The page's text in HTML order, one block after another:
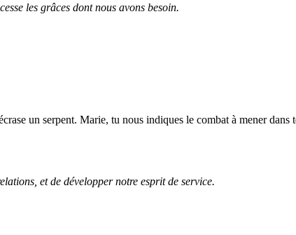
les grâces dont nous avons besoin.
un serpent. Marie, tu nous indiques le combat à mener dans
et de développer notre esprit de service.